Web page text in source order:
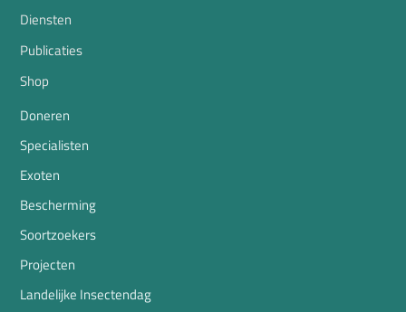
Diensten
Publicaties
Shop
Doneren
Specialisten
Exoten
Bescherming
Soortzoekers
Projecten
Landelijke Insectendag